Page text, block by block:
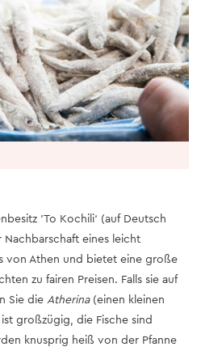
'To Kochili‘ (auf Deutsch
eines leicht
von Athen und bietet eine große
zu fairen Preisen. Falls sie auf
Sie die Atherina(einen kleinen
großzügig, die Fische sind
knusprig heiß von der Pfanne